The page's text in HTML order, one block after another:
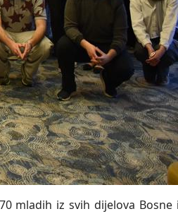
mladih iz svih dijelova Bosne